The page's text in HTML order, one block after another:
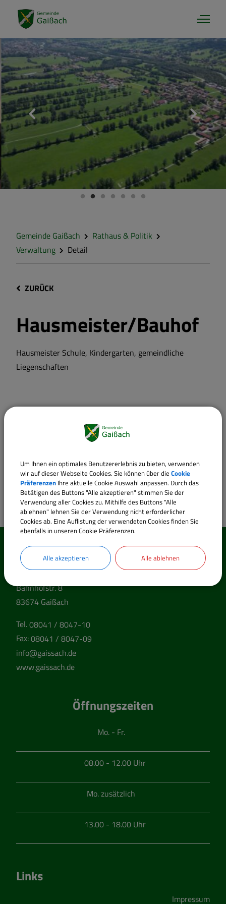
Gemeinde Gaißach
Rathaus & Politik
Verwaltung
Detail
ZURÜCK
Hausmeister/Bauhof
Hausmeister Schule, Kindergarten, gemeindliche
Liegenschaften
Leichmann
E-Mail:technik@gaissach.de
So erreichen Sie uns
Gemeinde Gaißach
Bahnhofstr. 8
83674 Gaißach
Tel.08041 / 8047-10
Fax:08041 / 8047-09
info@gaissach.de
www.gaissach.de
Öffnungszeiten
Mo. - Fr.
08.00 - 12.00 Uhr
Mo. zusätzlich
13.00 - 18.00 Uhr
Links
Impressum
Um Ihnen ein optimales Benutzererlebnis zu bieten, verwenden
wir auf dieser Webseite Cookies. Sie können über die Cookie
Präferenzen Ihre aktuelle Cookie Auswahl anpassen. Durch das
Betätigen des Buttons "Alle akzeptieren" stimmen Sie der
Verwendung aller Cookies zu. Mithilfe des Buttons "Alle
ablehnen" lehnen Sie der Verwendung nicht erforderlicher
Cookies ab. Eine Auflistung der verwendeten Cookies finden Sie
ebenfalls in unseren Cookie Präferenzen.
Alle akzeptieren Alle ablehnen